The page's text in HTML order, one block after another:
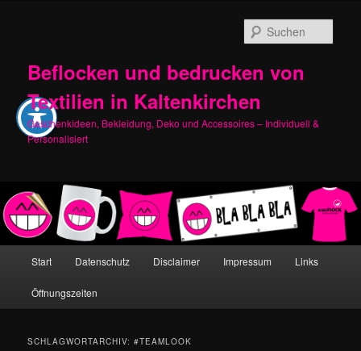
Beflocken und bedrucken von
Textilien in Kaltenkirchen
Geschenkideen, Bekleidung, Deko und Accessoires – Individuell &
Personalisiert
Start Datenschutz Disclaimer Impressum Links
Öffnungszeiten
SCHLAGWORTARCHIV:#TEAMLOOK